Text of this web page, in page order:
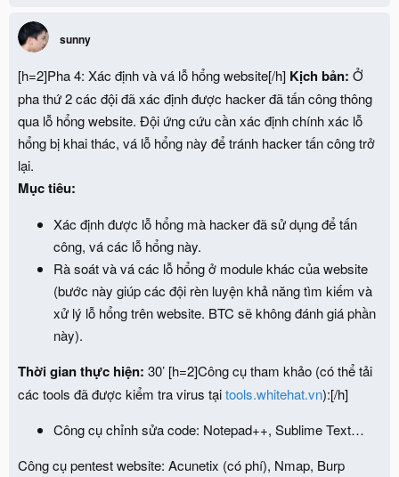
sunny
[h=2]Pha 4: Xác định và vá lỗ hổng website[/h] Kịch bản: Ở
pha thứ 2 các đội đã xác định được hacker đã tấn công thông
qua lỗ hổng website. Đội ứng cứu cần xác định chính xác lỗ
hổng bị khai thác, vá lỗ hổng này để tránh hacker tấn công trở
lại.
Mục tiêu:
Xác định được lỗ hổng mà hacker đã sử dụng để tấn
công, vá các lỗ hổng này.
Rà soát và vá các lỗ hổng ở module khác của website
(bước này giúp các đội rèn luyện khả năng tìm kiếm và
xử lý lỗ hổng trên website. BTC sẽ không đánh giá phần
này).
Thời gian thực hiện: 30’ [h=2]Công cụ tham khảo (có thể tải
các tools đã được kiểm tra virus tạitools.whitehat.vn):[/h]
Công cụ chỉnh sửa code: Notepad++, Sublime Text…
Công cụ pentest website: Acunetix (có phí), Nmap, Burp